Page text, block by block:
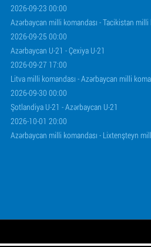
2026-09-23 00:00
Azərbaycan milli komandası - Tacikistan milli
2026-09-25 00:00
Azərbaycan U-21 - Çexiya U-21
2026-09-27 17:00
Litva milli komandası - Azərbaycan milli
2026-09-30 00:00
Şotlandiya U-21 - Azərbaycan U-21
2026-10-01 20:00
Azərbaycan milli komandası - Lixtenşteyn